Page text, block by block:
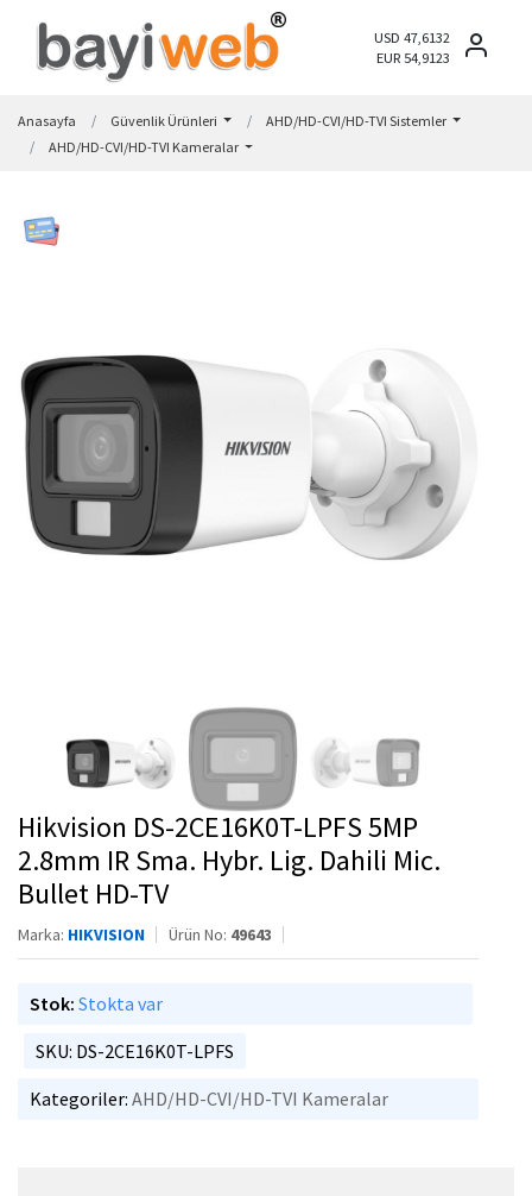
USD 47,6132
EUR 54,9123
Anasayfa Güvenlik Ürünleri
AHD/HD-CVI/HD-TVI Sistemler
AHD/HD-CVI/HD-TVI Kameralar
Hikvision DS-2CE16K0T-LPFS 5MP
2.8mm IR Sma. Hybr. Lig. Dahili Mic.
Bullet HD-TV
Marka: HIKVISION Ürün No: 49643
Stok: Stokta var
SKU: DS-2CE16K0T-LPFS
Kategoriler: AHD/HD-CVI/HD-TVI Kameralar